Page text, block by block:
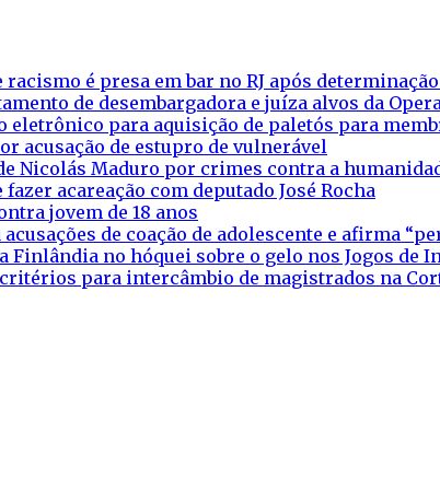
é presa em bar no RJ após
de desembargadora e juíza alvos da
eletrônico para aquisição de paletós para
acusação de estupro de vulnerável
Nicolás Maduro por crimes contra a
acareação com deputado José Rocha
jovem de 18 anos
de coação de adolescente e afirma
Finlândia no hóquei sobre o gelo nos Jogos de
para intercâmbio de magistrados na